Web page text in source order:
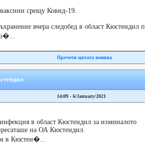
срещу Ковид-19.
вчера следобед в област Кюстендил
о�...
Прочети цялата новина
14:09 - 6/January/2021
в област Кюстендил за изминалото
на ОА Кюстендил.
в Кюстен�...